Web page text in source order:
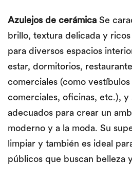
Azulejos de cerámica Se
brillo, textura delicada y
para diversos espacios
estar, dormitorios,
comerciales (como
comerciales, oficinas, etc.), y
adecuados para crear un
moderno y a la moda. Su
limpiar y también es ideal
públicos que buscan belleza